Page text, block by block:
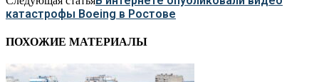
катастрофы Boeing в Ростове
ПОХОЖИЕ МАТЕРИАЛЫ